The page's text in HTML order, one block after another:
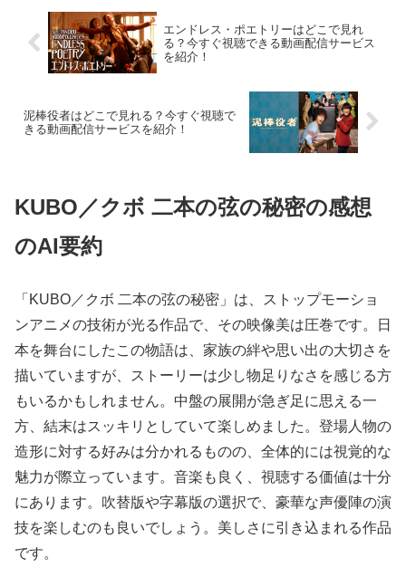
エンドレス・ポエトリーはどこで見れ
る？今すぐ視聴できる動画配信サービス
を紹介！
泥棒役者はどこで見れる？今すぐ視聴で
きる動画配信サービスを紹介！
KUBO／クボ 二本の弦の秘密の感想
のAI要約
「KUBO／クボ 二本の弦の秘密」は、ストップモーショ
ンアニメの技術が光る作品で、その映像美は圧巻です。日
本を舞台にしたこの物語は、家族の絆や思い出の大切さを
描いていますが、ストーリーは少し物足りなさを感じる方
もいるかもしれません。中盤の展開が急ぎ足に思える一
方、結末はスッキリとしていて楽しめました。登場人物の
造形に対する好みは分かれるものの、全体的には視覚的な
魅力が際立っています。音楽も良く、視聴する価値は十分
にあります。吹替版や字幕版の選択で、豪華な声優陣の演
技を楽しむのも良いでしょう。美しさに引き込まれる作品
です。